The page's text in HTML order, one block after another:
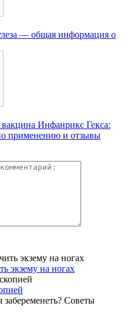
— общая информация о
Инфанрикс Гекса:
применению и отзывы
экзему на ногах